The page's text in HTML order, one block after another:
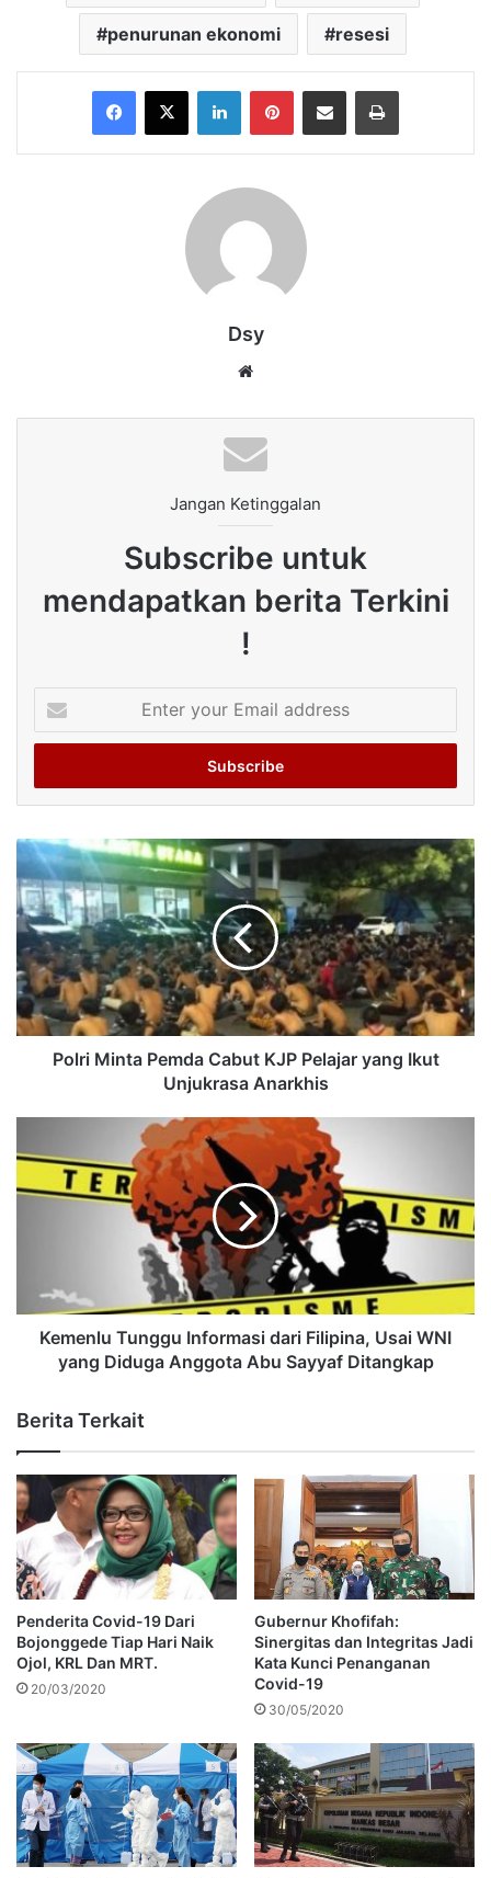
penurunan ekonomi resesi
Facebook
X LinkedInPinterestShare via Email Print
Dsy
Jangan Ketinggalan
Subscribe untuk
mendapatkan berita Terkini
!
your
Email
Polri Minta Pemda Cabut KJP Pelajar yang Ikut
Unjukrasa Anarkhis
Kemenlu Tunggu Informasi dari Filipina, Usai WNI
yang Diduga Anggota Abu Sayyaf Ditangkap
Berita Terkait
Penderita Covid-19 Dari
Bojonggede Tiap Hari Naik
Ojol, KRL Dan MRT.
20/03/2020
Gubernur Khofifah:
Sinergitas dan Integritas Jadi
Kata Kunci Penanganan
Covid-19
30/05/2020